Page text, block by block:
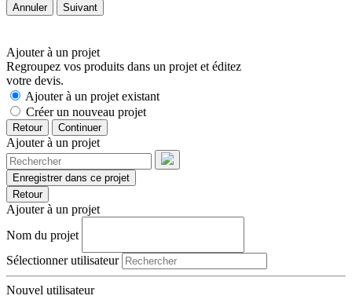
Annuler Suivant
Ajouter à un projet
Regroupez vos produits dans un projet et éditez
votre devis.
Ajouter à un projet existant
Créer un nouveau projet
Retour Continuer
Ajouter à un projet
Enregistrer dans ce projet
Retour
Ajouter à un projet
Nom du projet
Sélectionner utilisateur
Nouvel utilisateur